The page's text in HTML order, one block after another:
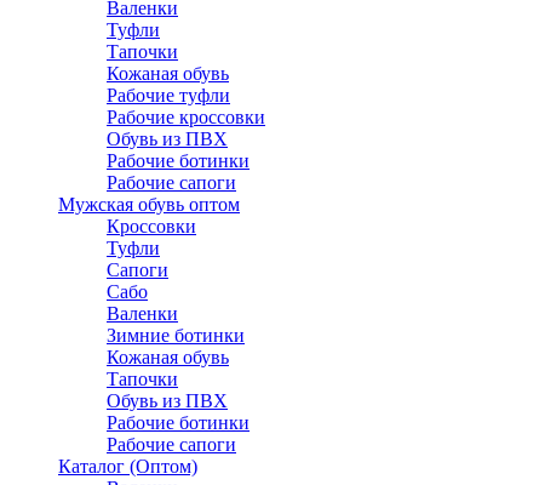
Валенки
Туфли
Тапочки
Кожаная обувь
Рабочие туфли
Рабочие кроссовки
Обувь из ПВХ
Рабочие ботинки
Рабочие сапоги
Мужская обувь оптом
Кроссовки
Туфли
Сапоги
Сабо
Валенки
Зимние ботинки
Кожаная обувь
Тапочки
Обувь из ПВХ
Рабочие ботинки
Рабочие сапоги
Каталог (Оптом)